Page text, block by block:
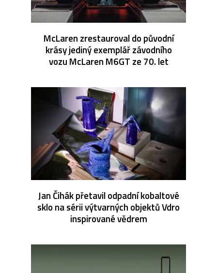
McLaren zrestauroval do původní
krásy jediný exemplář závodního
vozu McLaren M6GT ze 70. let
Jan Čihák přetavil odpadní kobaltové
sklo na sérii výtvarných objektů Vdro
inspirované vědrem